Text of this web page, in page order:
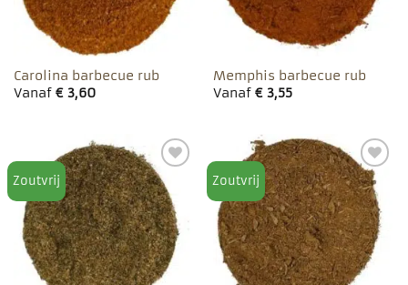
Carolina barbecue rub
Vanaf €3,60
Memphis barbecue rub
Vanaf €3,55
Zoutvrij
Toevoegen
aan
favorieten
Zoutvrij
Toevoegen
aan
favorieten